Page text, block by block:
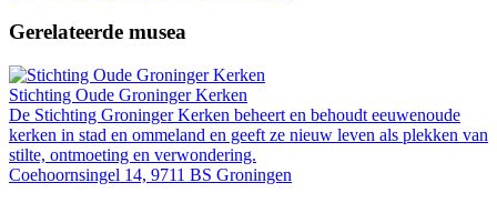
Gerelateerde musea
Stichting Oude Groninger Kerken
De Stichting Groninger Kerken beheert en behoudt eeuwenoude
kerken in stad en ommeland en geeft ze nieuw leven als plekken van
stilte, ontmoeting en verwondering.
Coehoornsingel 14, 9711 BS Groningen